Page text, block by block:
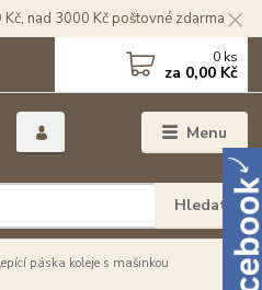
nad 3000 Kč poštovné zdarma
Menu
Hledat
0 ks
za 0,00 Kč
páska koleje s mašinkou